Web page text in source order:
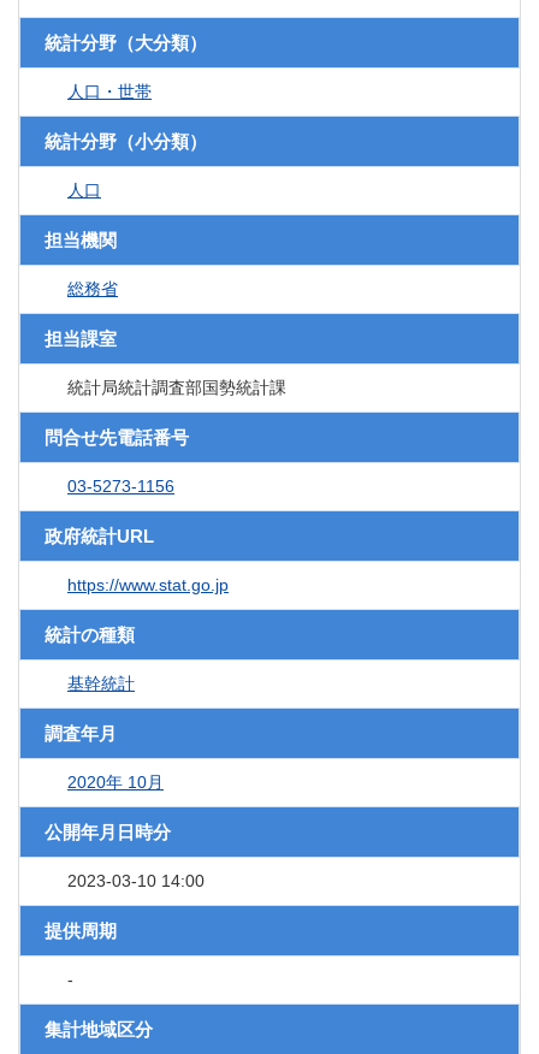
統計分野（大分類）
人口・世帯
統計分野（小分類）
人口
担当機関
総務省
担当課室
統計局統計調査部国勢統計課
問合せ先電話番号
03-5273-1156
政府統計URL
https://www.stat.go.jp
統計の種類
基幹統計
調査年月
2020年 10月
公開年月日時分
2023-03-10 14:00
提供周期
-
集計地域区分